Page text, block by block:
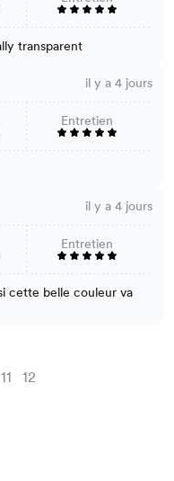
transparent
il y a 4 jours
Entretien
il y a 4 jours
Entretien
cette belle couleur va
11 12